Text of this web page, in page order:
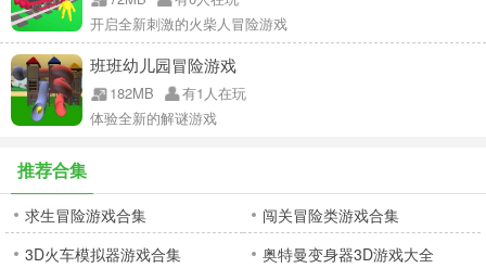
开启全新刺激的火柴人冒险游戏
班班幼儿园冒险游戏
182MB
有1人在玩
体验全新的解谜游戏
推荐合集
求生冒险游戏合集
闯关冒险类游戏合集
3D火车模拟器游戏合集
奥特曼变身器3D游戏大全